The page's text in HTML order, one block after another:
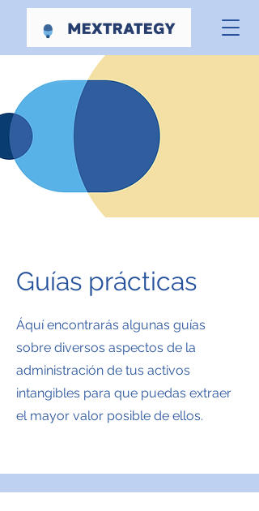
Guías prácticas
Áquí encontrarás algunas guías
sobre diversos aspectos de la
administración de tus activos
intangibles para que puedas extraer
el mayor valor posible de ellos.